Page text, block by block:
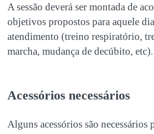
A sessão deverá ser montada de
objetivos propostos para aquele
atendimento (treino respiratório,
marcha, mudança de decúbito, etc).
Acessórios necessários
Alguns acessórios são necessários